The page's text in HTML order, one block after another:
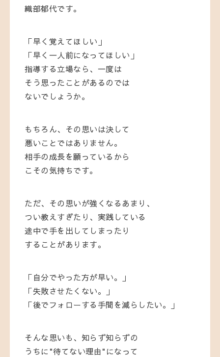
織部郁代です。
「早く覚えてほしい」
「早く一人前になってほしい」
指導する立場なら、一度は
そう思ったことがあるのでは
ないでしょうか。
もちろん、その思いは決して
悪いことではありません。
相手の成長を願っているから
こその気持ちです。
ただ、その思いが強くなるあまり、
つい教えすぎたり、実践している
途中で手を出してしまったり
することがあります。
「自分でやった方が早い。」
「失敗させたくない。」
「後でフォローする手間を減らしたい。」
そんな思いも、知らず知らずの
うちに"待てない理由"になって